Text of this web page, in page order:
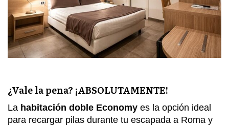
¿Vale la pena? ¡ABSOLUTAMENTE!
La habitación doble Economy es la opción ideal
para recargar pilas durante tu escapada a Roma y